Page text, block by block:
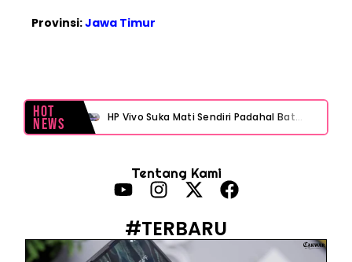
Provinsi:Jawa Timur
Hot
News HP Vivo Suka Mati Sendiri Padahal Baterai Masih Banyak? Ini 5 Penyebab dan Solusinya!
Tentang Kami
#TERBARU